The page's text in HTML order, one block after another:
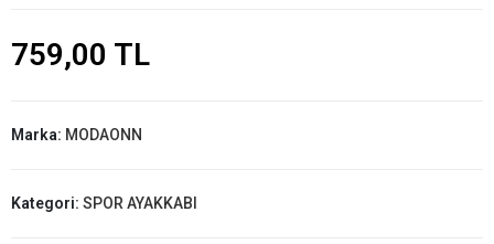
759,00 TL
Marka: MODAONN
Kategori: SPOR AYAKKABI